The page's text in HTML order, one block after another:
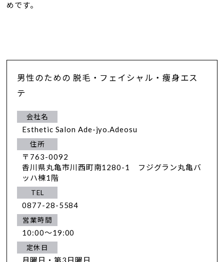
めです。
男性のための 脱毛・フェイシャル・痩身エス
テ
会社名
Esthetic Salon Ade-jyo.Adeosu
住所
〒763-0092
香川県丸亀市川西町南1280-1 フジグラン丸亀バ
ッハ棟1階
TEL
0877-28-5584
営業時間
10:00～19:00
定休日
月曜日・第3日曜日